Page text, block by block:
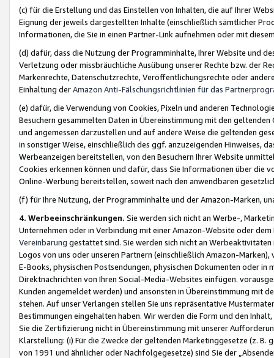
(c) für die Erstellung und das Einstellen von Inhalten, die auf Ihrer
Eignung der jeweils dargestellten Inhalte (einschließlich sämtlicher
Informationen, die Sie in einen Partner-Link aufnehmen oder mit
(d) dafür, dass die Nutzung der Programminhalte, Ihrer Website und
Verletzung oder missbräuchliche Ausübung unserer Rechte bzw. der
Markenrechte, Datenschutzrechte, Veröffentlichungsrechte oder
Einhaltung derAmazon Anti-Fälschungsrichtlinien für das
(e) dafür, die Verwendung von Cookies, Pixeln und anderen
Besuchern gesammelten Daten in Übereinstimmung mit den
und angemessen darzustellen und auf andere Weise die geltenden
in sonstiger Weise, einschließlich des ggf. anzuzeigenden Hinweises,
Werbeanzeigen bereitstellen, von den Besuchern Ihrer Website
Cookies erkennen können und dafür, dass Sie Informationen über die
Online-Werbung bereitstellen, soweit nach den anwendbaren
(f) für Ihre Nutzung, der Programminhalte und der Amazon-Marken,
4. Werbeeinschränkungen. Sie werden sich nicht an Werbe-,
Unternehmen oder in Verbindung mit einer Amazon-Website oder
Vereinbarung gestattet sind. Sie werden sich nicht an
Logos von uns oder unseren Partnern (einschließlich Amazon-
E-Books, physischen Postsendungen, physischen Dokumenten oder in
Direktnachrichten von Ihren Social-Media-Websites einfügen.
Kunden angemeldet werden) und ansonsten in Übereinstimmung mit
stehen. Auf unser Verlangen stellen Sie uns repräsentative
Bestimmungen eingehalten haben. Wir werden die Form und den
Sie die Zertifizierung nicht in Übereinstimmung mit unserer
Klarstellung: (i) Für die Zwecke der geltenden Marketinggesetze (z. B.
von 1991 und ähnlicher oder Nachfolgegesetze) sind Sie der